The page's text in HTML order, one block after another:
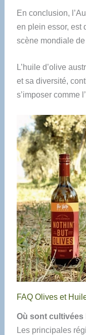
En conclusion,
en plein essor, est
scène mondiale de
L’huile d’olive
et sa diversité,
s’imposer comme
FAQ Olives et
Où sont cultivées
Les principales